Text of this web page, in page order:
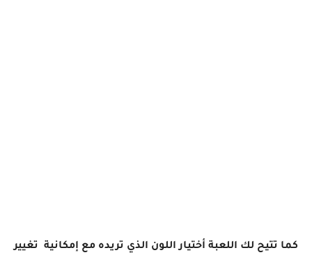
كما تتيح لك اللعبة أختيار اللون الذي تريده مع إمكانية تغيير